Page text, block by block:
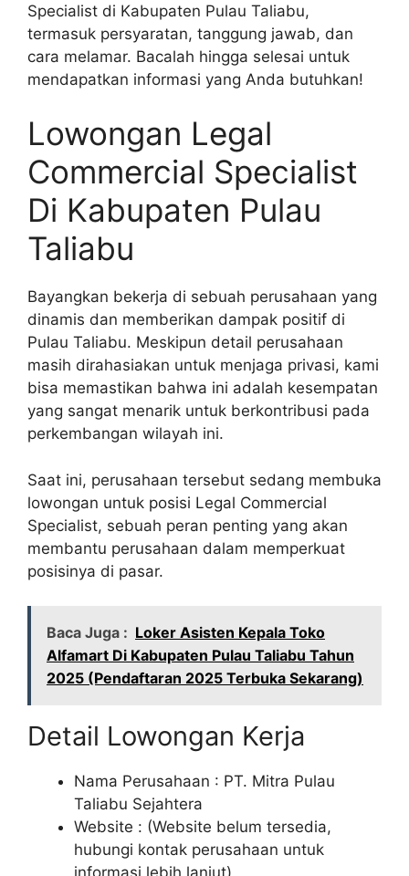
Specialist di Kabupaten Pulau Taliabu,
termasuk persyaratan, tanggung jawab, dan
cara melamar. Bacalah hingga selesai untuk
mendapatkan informasi yang Anda butuhkan!
Lowongan Legal
Commercial Specialist
Di Kabupaten Pulau
Taliabu
Bayangkan bekerja di sebuah perusahaan yang
dinamis dan memberikan dampak positif di
Pulau Taliabu. Meskipun detail perusahaan
masih dirahasiakan untuk menjaga privasi, kami
bisa memastikan bahwa ini adalah kesempatan
yang sangat menarik untuk berkontribusi pada
perkembangan wilayah ini.
Saat ini, perusahaan tersebut sedang membuka
lowongan untuk posisi Legal Commercial
Specialist, sebuah peran penting yang akan
membantu perusahaan dalam memperkuat
posisinya di pasar.
Baca Juga : Loker Asisten Kepala Toko
Alfamart Di Kabupaten Pulau Taliabu Tahun
2025 (Pendaftaran 2025 Terbuka Sekarang)
Detail Lowongan Kerja
Nama Perusahaan : PT. Mitra Pulau
Taliabu Sejahtera
Website : (Website belum tersedia,
hubungi kontak perusahaan untuk